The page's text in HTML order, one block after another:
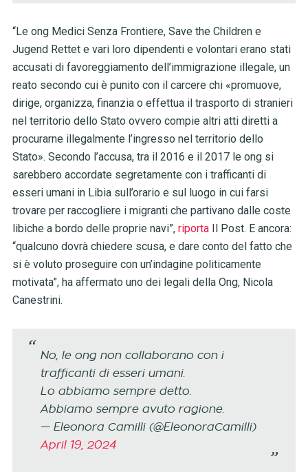
“Le ong Medici Senza Frontiere, Save the Children e
Jugend Rettet e vari loro dipendenti e volontari erano stati
accusati di favoreggiamento dell’immigrazione illegale, un
reato secondo cui è punito con il carcere chi «promuove,
dirige, organizza, finanzia o effettua il trasporto di stranieri
nel territorio dello Stato ovvero compie altri atti diretti a
procurarne illegalmente l’ingresso nel territorio dello
Stato». Secondo l’accusa, tra il 2016 e il 2017 le ong si
sarebbero accordate segretamente con i trafficanti di
esseri umani in Libia sull’orario e sul luogo in cui farsi
trovare per raccogliere i migranti che partivano dalle coste
libiche a bordo delle proprie navi”, riportaIl Post. E ancora:
“qualcuno dovrà chiedere scusa, e dare conto del fatto che
si è voluto proseguire con un’indagine politicamente
motivata”, ha affermato uno dei legali della Ong, Nicola
Canestrini.
No, le ong non collaborano con i
trafficanti di esseri umani.
Lo abbiamo sempre detto.
Abbiamo sempre avuto ragione.
— Eleonora Camilli (@EleonoraCamilli)
April 19, 2024